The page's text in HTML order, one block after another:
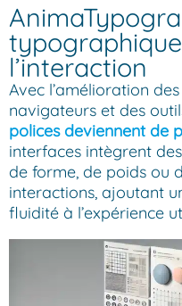
l’interaction
Avec l’amélioration
navigateurs et des
polices deviennent de
interfaces intègrent
de forme, de poids ou
interactions, ajoutant
fluidité à l’expérience